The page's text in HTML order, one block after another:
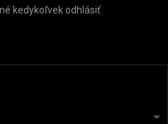
kedykoľvek odhlásiť